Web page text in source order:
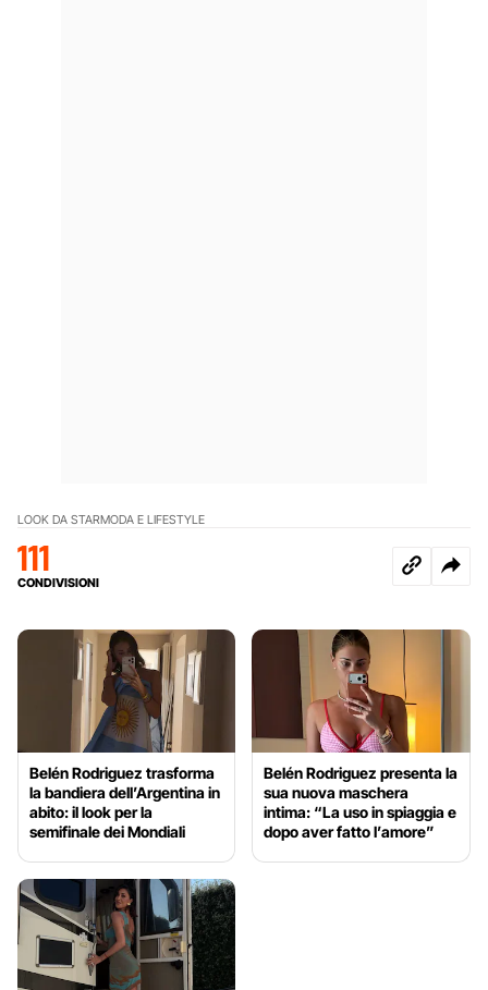
LOOK DA STARMODA E LIFESTYLE
111
CONDIVISIONI
Belén Rodriguez trasforma
la bandiera dell’Argentina in
abito: il look per la
semifinale dei Mondiali
Belén Rodriguez presenta la
sua nuova maschera
intima: “La uso in spiaggia e
dopo aver fatto l’amore”